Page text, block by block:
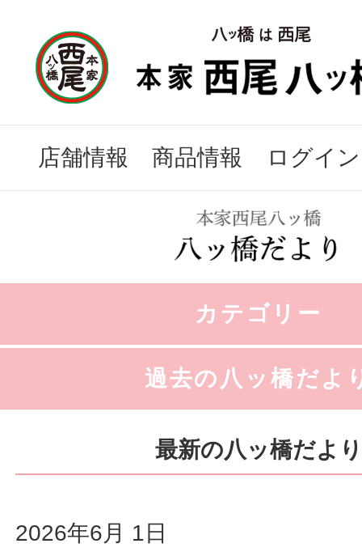
店舗情報 商品情報 ログイン
カテゴリー
過去の八ッ橋だよ
最新の八ッ橋だより
2026年6月 1日